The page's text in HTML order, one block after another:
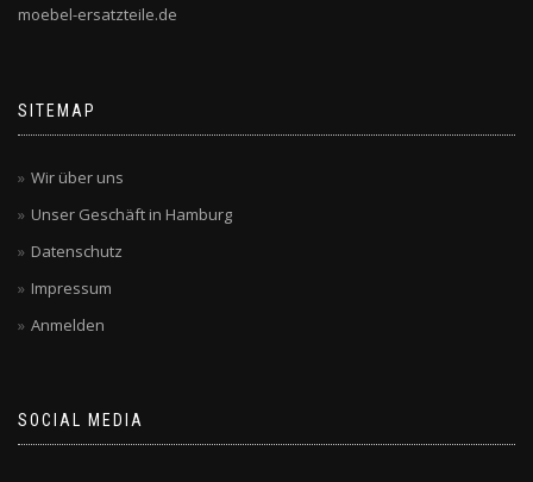
moebel-ersatzteile.de
SITEMAP
Wir über uns
Unser Geschäft in Hamburg
Datenschutz
Impressum
Anmelden
SOCIAL MEDIA